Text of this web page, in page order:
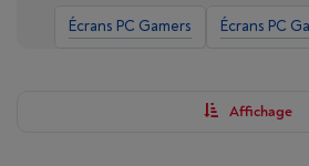
Écrans PC Gamers Écrans PC
Affichage